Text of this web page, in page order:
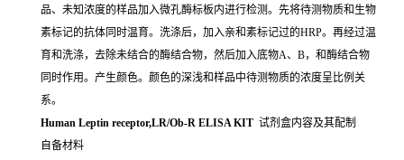
品、未知浓度的样品加入微孔酶标板内进行检测。先将待测物质和生物
素标记的抗体同时温育。洗涤后，加入亲和素标记过的HRP。再经过温
育和洗涤，去除未结合的酶结合物，然后加入底物A、B，和酶结合物
同时作用。产生颜色。颜色的深浅和样品中待测物质的浓度呈比例关
系。
Human Leptin receptor,LR/Ob-R ELISA KIT 试剂盒内容及其配制
自备材料